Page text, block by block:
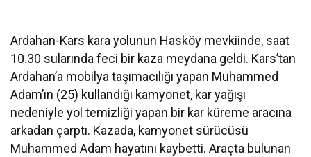
Ardahan-Kars kara yolunun Hasköy mevkiinde, saat
10.30 sularında feci bir kaza meydana geldi. Kars’tan
Ardahan’a mobilya taşımacılığı yapan Muhammed
Adam’ın (25) kullandığı kamyonet, kar yağışı
nedeniyle yol temizliği yapan bir kar küreme aracına
arkadan çarptı. Kazada, kamyonet sürücüsü
Muhammed Adam hayatını kaybetti. Araçta bulunan